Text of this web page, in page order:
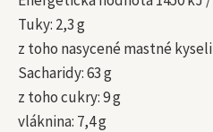
Tuky: 2,3 g
z toho nasycené mastné
Sacharidy: 63 g
z toho cukry: 9 g
vláknina: 7,4 g